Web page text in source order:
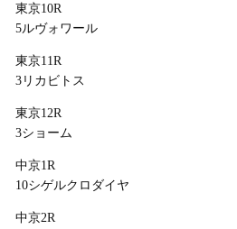
東京10R
5ルヴォワール
東京11R
3リカビトス
東京12R
3ショーム
中京1R
10シゲルクロダイヤ
中京2R